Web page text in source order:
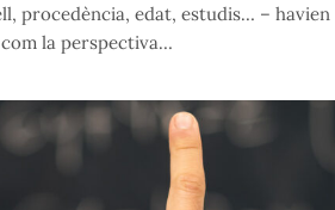
procedència, edat, estudis… – havien
la perspectiva…